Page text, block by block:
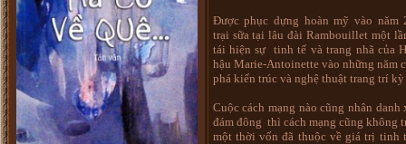
Được phục dựng hoàn mỹ vào năm
trại sữa tại lâu đài Rambouillet một
tái hiện sự tinh tế và trang nhã của
hậu Marie-Antoinette vào những năm
phá kiến trúc và nghệ thuật trang trí
Cuộc cách mạng nào cũng nhân
đám đông thì cách mạng cũng không
một thời vốn đã thuộc về giá trị tinh